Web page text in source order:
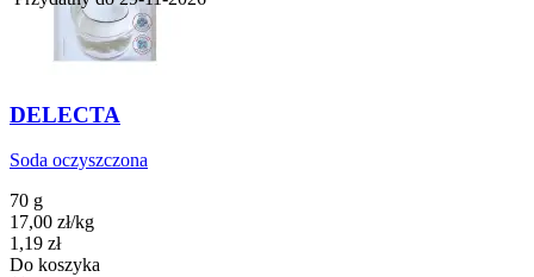
DELECTA
Soda oczyszczona
70 g
17,00 zł/kg
Cena
1,19 zł
Do koszyka